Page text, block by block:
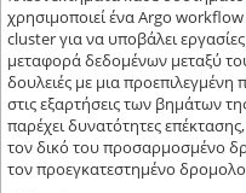
χρησιμοποιεί ένα Argo
cluster για να υποβάλει
μεταφορά δεδομένων μεταξύ
δουλειές με μια
στις εξαρτήσεις των βημάτων
παρέχει δυνατότητες
τον δικό του προσαρμοσμένο
τον προεγκατεστημένο